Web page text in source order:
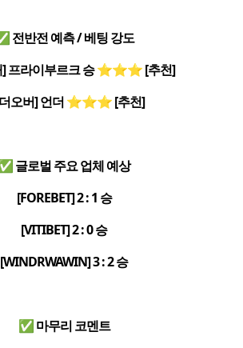
전반전 예측 / 베팅 강도
프라이부르크 승 ⭐⭐⭐ [추천]
오버] 언더 ⭐⭐⭐ [추천]
글로벌 주요 업체 예상
[FOREBET] 2 : 1 승
[VITIBET] 2 : 0 승
[WINDRWAWIN] 3 : 2 승
✅ 마무리 코멘트